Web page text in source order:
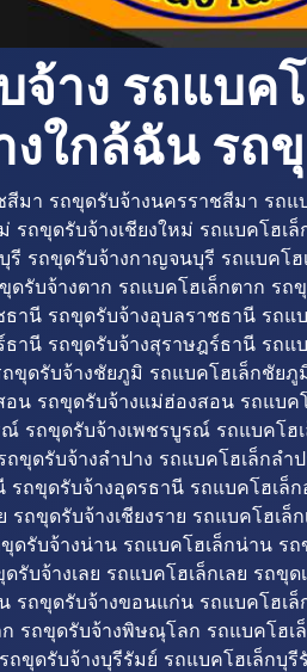
จ้าง รถแบค
งใกล้ฉัน รถ
สีมา รถขุดรับจ้างนครราชสีมา รถ
รถขุดรับจ้างเชียงใหม่ รถแบคโฮเ
รี รถขุดรับจ้างกาญจนบุรี รถแบคโ
ดรับจ้างตาก รถแบคโฮเล็กตาก ร
ธานี รถขุดรับจ้างอุบลราชธานี รถ
ธานี รถขุดรับจ้างสุราษฎร์ธานี รถ
ขุดรับจ้างชัยภูมิ รถแบคโฮเล็กชัย
อน รถขุดรับจ้างแม่ฮ่องสอน รถแบ
ณ์ รถขุดรับจ้างเพชรบูรณ์ รถแบคโ
ถขุดรับจ้างลำปาง รถแบคโฮเล็กล
รถขุดรับจ้างอุดรธานี รถแบคโฮเ
รถขุดรับจ้างเชียงราย รถแบคโฮเล็
ดรับจ้างน่าน รถแบคโฮเล็กน่าน ร
รับจ้างเลย รถแบคโฮเล็กเลย รถขุ
รถขุดรับจ้างขอนแก่น รถแบคโฮ
รถขุดรับจ้างพิษณุโลก รถแบคโฮ
ถขุดรับจ้างบุรีรัมย์ รถแบคโฮเล็กบุ